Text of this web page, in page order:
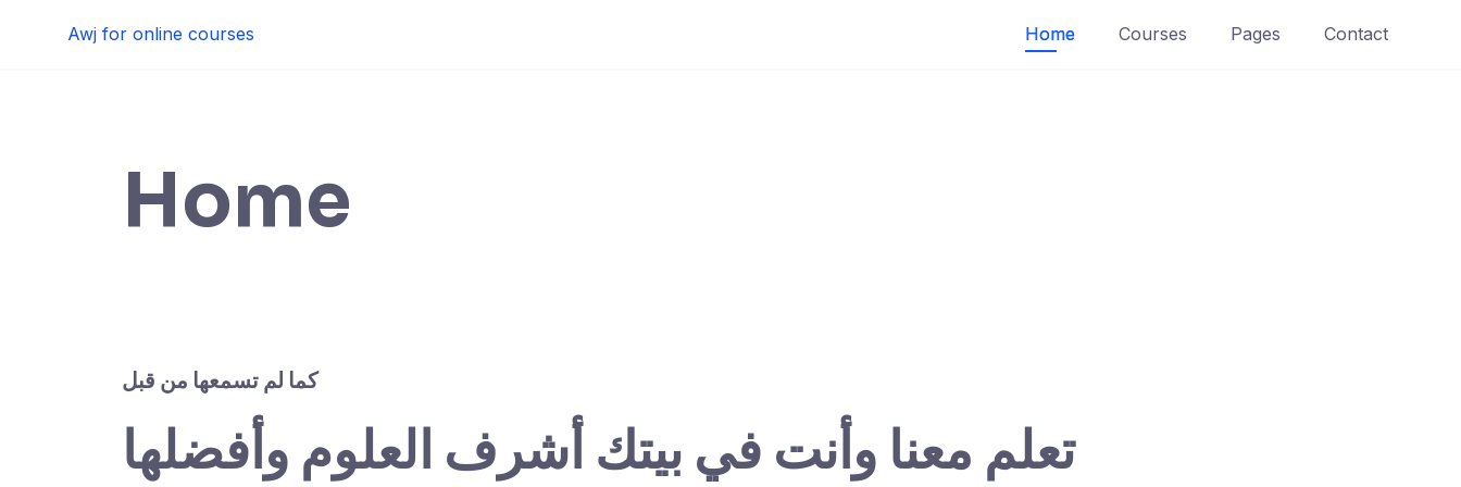
Awj for online courses Home Courses Pages Contact
Home
كما لم تسمعها من قبل
تعلم معنا وأنت في بيتك أشرف العلوم وأفضلها